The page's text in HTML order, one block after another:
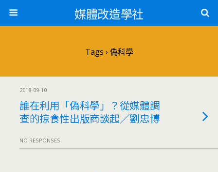
媒體改造學社
Tags › 偽科學
2018-09-10
誰在利用「偽科學」？從媒體調
查的掠食性出版商談起／劉忠博
NO RESPONSES